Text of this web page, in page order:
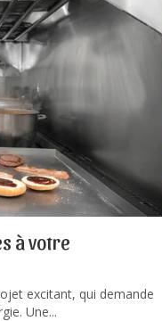
à votre
excitant, qui demande
Une...